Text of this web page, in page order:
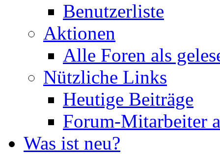
Benutzerliste
Aktionen
Alle Foren als
Nützliche Links
Heutige Beiträge
Forum-Mitarbeiter
Was ist neu?